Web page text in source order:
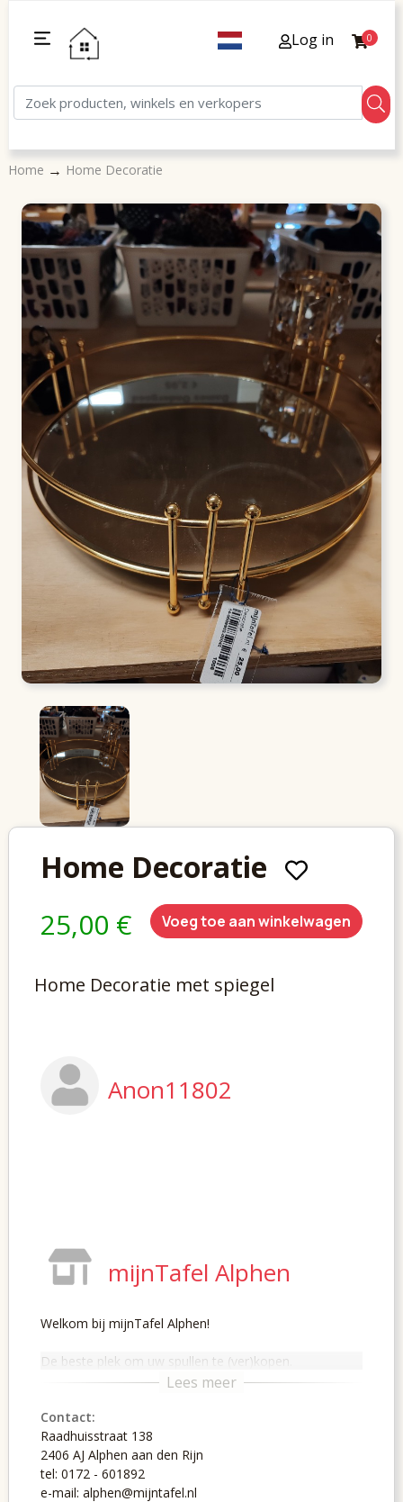
Log in 0
Home → Home Decoratie
Home Decoratie
25,00 € Voeg toe aan winkelwagen
Home Decoratie met spiegel
Anon11802
mijnTafel Alphen
Welkom bij mijnTafel Alphen!
De beste plek om uw spullen te (ver)kopen.
Contact:
Raadhuisstraat 138
2406 AJ Alphen aan den Rijn
tel: 0172 - 601892
e-mail: alphen@mijntafel.nl